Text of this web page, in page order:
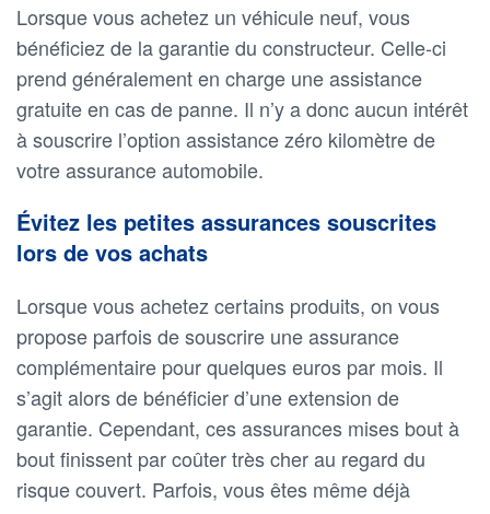
Lorsque vous achetez un véhicule neuf, vous
bénéficiez de la garantie du constructeur. Celle-ci
prend généralement en charge une assistance
gratuite en cas de panne. Il n’y a donc aucun intérêt
à souscrire l’option assistance zéro kilomètre de
votre assurance automobile.
Évitez les petites assurances souscrites
lors de vos achats
Lorsque vous achetez certains produits, on vous
propose parfois de souscrire une assurance
complémentaire pour quelques euros par mois. Il
s’agit alors de bénéficier d’une extension de
garantie. Cependant, ces assurances mises bout à
bout finissent par coûter très cher au regard du
risque couvert. Parfois, vous êtes même déjà